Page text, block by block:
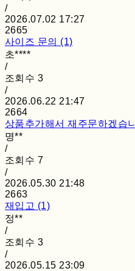
/
2026.07.02 17:27
2665
사이즈 문의 (1)
초****
/
조회수 3
/
2026.06.22 21:47
2664
상품추가해서 재주문하겠습
명**
/
조회수 7
/
2026.05.30 21:48
2663
재입고 (1)
정**
/
조회수 3
/
2026.05.15 23:09